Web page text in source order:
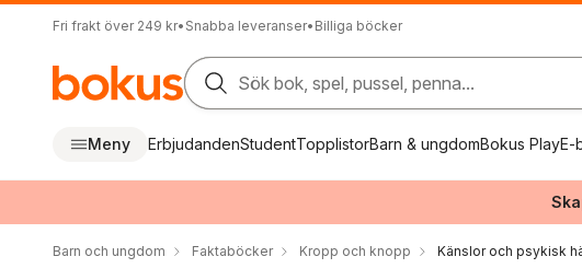
Fri frakt över 249 kr• Snabba leveranser• Billiga böcker
Sök bok, spel, pussel, penna...
Meny ErbjudandenStudentTopplistorBarn & ungdomBokus PlayE-
Barn och ungdom Faktaböcker Kropp och knopp Känslor och psykisk